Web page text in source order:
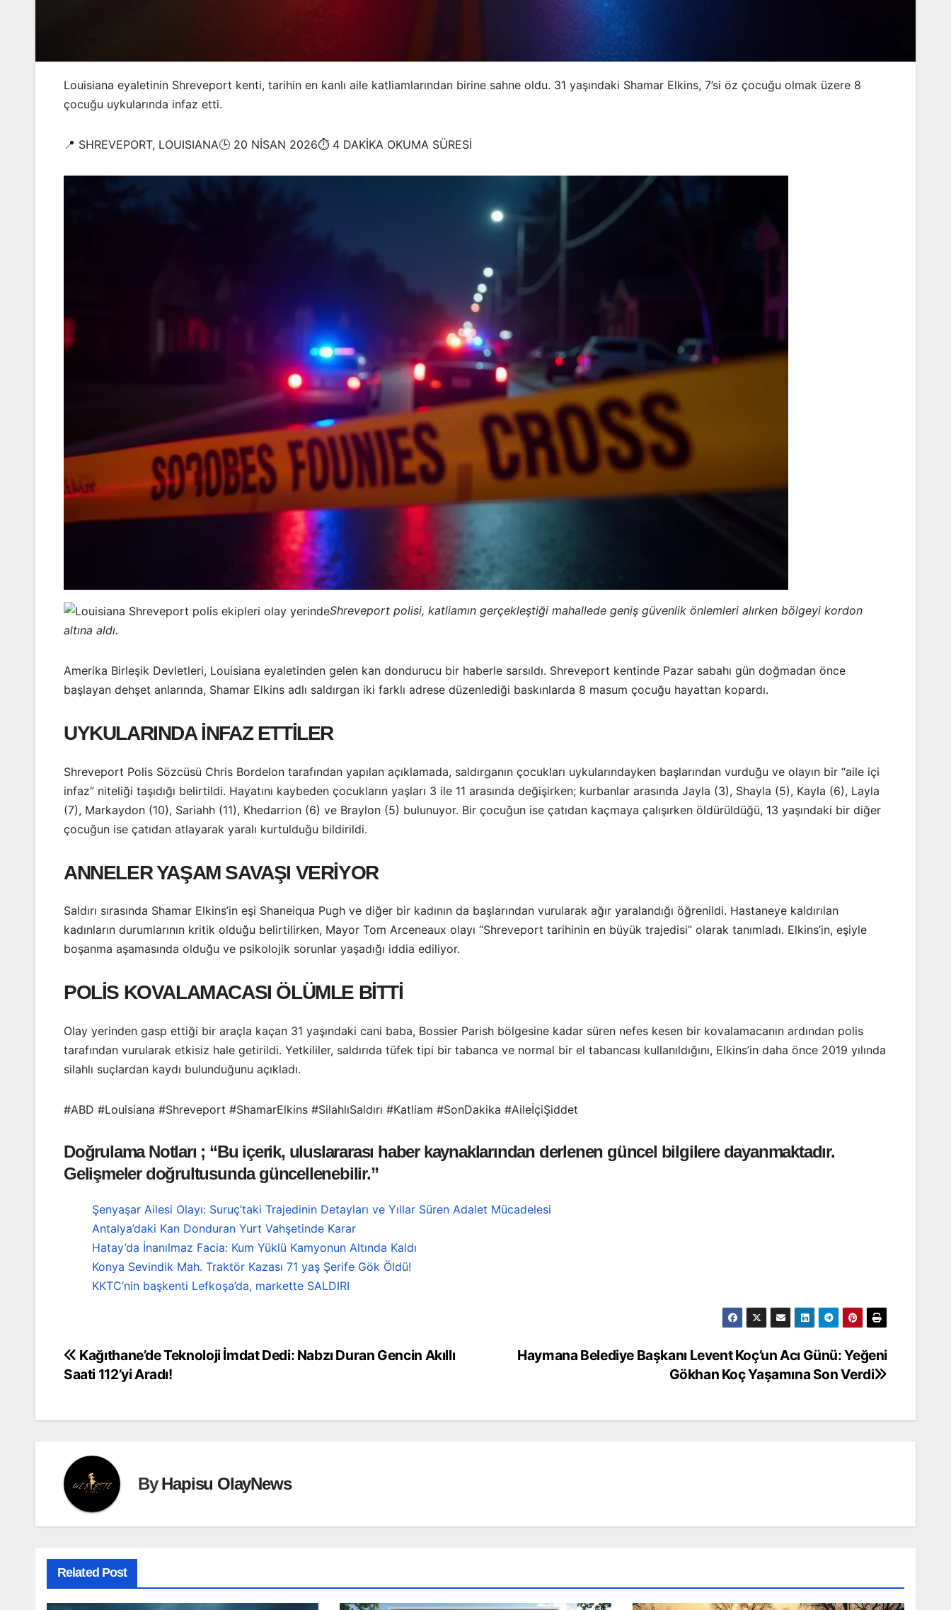
Louisiana eyaletinin Shreveport kenti, tarihin en kanlı aile katliamlarından birine sahne oldu. 31 yaşındaki Shamar Elkins, 7’si öz çocuğu olmak üzere 8
çocuğu uykularında infaz etti.
📍 SHREVEPORT, LOUISIANA🕒 20 NİSAN 2026⏱️ 4 DAKİKA OKUMA SÜRESİ
Shreveport polisi, katliamın gerçekleştiği mahallede geniş güvenlik önlemleri alırken bölgeyi kordon
altına aldı.
Amerika Birleşik Devletleri, Louisiana eyaletinden gelen kan dondurucu bir haberle sarsıldı. Shreveport kentinde Pazar sabahı gün doğmadan önce
başlayan dehşet anlarında, Shamar Elkins adlı saldırgan iki farklı adrese düzenlediği baskınlarda 8 masum çocuğu hayattan kopardı.
UYKULARINDA İNFAZ ETTİLER
Shreveport Polis Sözcüsü Chris Bordelon tarafından yapılan açıklamada, saldırganın çocukları uykularındayken başlarından vurduğu ve olayın bir “aile içi
infaz” niteliği taşıdığı belirtildi. Hayatını kaybeden çocukların yaşları 3 ile 11 arasında değişirken; kurbanlar arasında Jayla (3), Shayla (5), Kayla (6), Layla
(7), Markaydon (10), Sariahh (11), Khedarrion (6) ve Braylon (5) bulunuyor. Bir çocuğun ise çatıdan kaçmaya çalışırken öldürüldüğü, 13 yaşındaki bir diğer
çocuğun ise çatıdan atlayarak yaralı kurtulduğu bildirildi.
ANNELER YAŞAM SAVAŞI VERİYOR
Saldırı sırasında Shamar Elkins’in eşi Shaneiqua Pugh ve diğer bir kadının da başlarından vurularak ağır yaralandığı öğrenildi. Hastaneye kaldırılan
kadınların durumlarının kritik olduğu belirtilirken, Mayor Tom Arceneaux olayı “Shreveport tarihinin en büyük trajedisi” olarak tanımladı. Elkins’in, eşiyle
boşanma aşamasında olduğu ve psikolojik sorunlar yaşadığı iddia ediliyor.
POLİS KOVALAMACASI ÖLÜMLE BİTTİ
Olay yerinden gasp ettiği bir araçla kaçan 31 yaşındaki cani baba, Bossier Parish bölgesine kadar süren nefes kesen bir kovalamacanın ardından polis
tarafından vurularak etkisiz hale getirildi. Yetkililer, saldırıda tüfek tipi bir tabanca ve normal bir el tabancası kullanıldığını, Elkins’in daha önce 2019 yılında
silahlı suçlardan kaydı bulunduğunu açıkladı.
#ABD #Louisiana #Shreveport #ShamarElkins #SilahlıSaldırı #Katliam #SonDakika #AileİçiŞiddet
Doğrulama Notları ; “Bu içerik, uluslararası haber kaynaklarından derlenen güncel bilgilere dayanmaktadır.
Gelişmeler doğrultusunda güncellenebilir.”
Şenyaşar Ailesi Olayı: Suruç’taki Trajedinin Detayları ve Yıllar Süren Adalet Mücadelesi
Antalya’daki Kan Donduran Yurt Vahşetinde Karar
Hatay’da İnanılmaz Facia: Kum Yüklü Kamyonun Altında Kaldı
Konya Sevindik Mah. Traktör Kazası 71 yaş Şerife Gök Öldü!
KKTC’nin başkenti Lefkoşa’da, markette SALDIRI
Yazı
gezinmesi
Haymana Belediye Başkanı Levent Koç’un Acı Günü: Yeğeni
Gökhan Koç Yaşamına Son Verdi
Kağıthane’de Teknoloji İmdat Dedi: Nabzı Duran Gencin Akıllı
Saati 112’yi Aradı!
ByHapisu OlayNews
Related Post